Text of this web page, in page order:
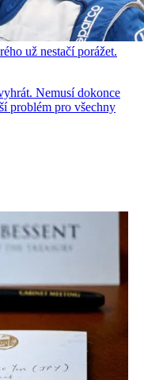
už nestačí porážet.
Nemusí dokonce
problém pro všechny